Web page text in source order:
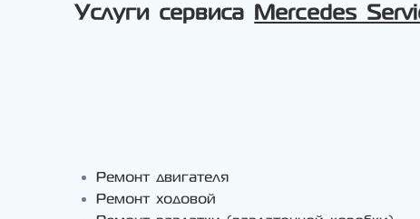
Услуги сервиса Mercedes
Ремонт двигателя
Ремонт ходовой